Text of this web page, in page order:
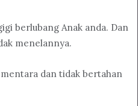
berlubang Anak anda. Dan
menelannya.
dan tidak bertahan